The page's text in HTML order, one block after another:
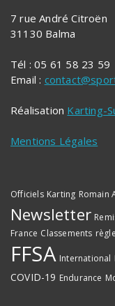
7 rue André Citroën
31130 Balma
Tél : 05 61 58 23 59
Email :
Réalisation Karting-
Mentions Légales
Officiels Karting Romain
Newsletter
France Classements
FFSA International
COVID-19 Endurance